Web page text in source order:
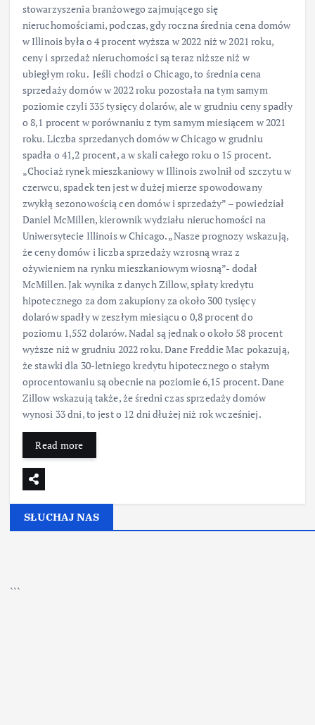
stowarzyszenia branżowego zajmującego się
nieruchomościami, podczas, gdy roczna średnia cena domów
w Illinois była o 4 procent wyższa w 2022 niż w 2021 roku,
ceny i sprzedaż nieruchomości są teraz niższe niż w
ubiegłym roku. Jeśli chodzi o Chicago, to średnia cena
sprzedaży domów w 2022 roku pozostała na tym samym
poziomie czyli 335 tysięcy dolarów, ale w grudniu ceny spadły
o 8,1 procent w porównaniu z tym samym miesiącem w 2021
roku. Liczba sprzedanych domów w Chicago w grudniu
spadła o 41,2 procent, a w skali całego roku o 15 procent.
„Chociaż rynek mieszkaniowy w Illinois zwolnił od szczytu w
czerwcu, spadek ten jest w dużej mierze spowodowany
zwykłą sezonowością cen domów i sprzedaży” – powiedział
Daniel McMillen, kierownik wydziału nieruchomości na
Uniwersytecie Illinois w Chicago. „Nasze prognozy wskazują,
że ceny domów i liczba sprzedaży wzrosną wraz z
ożywieniem na rynku mieszkaniowym wiosną”- dodał
McMillen. Jak wynika z danych Zillow, spłaty kredytu
hipotecznego za dom zakupiony za około 300 tysięcy
dolarów spadły w zeszłym miesiącu o 0,8 procent do
poziomu 1,552 dolarów. Nadal są jednak o około 58 procent
wyższe niż w grudniu 2022 roku. Dane Freddie Mac pokazują,
że stawki dla 30-letniego kredytu hipotecznego o stałym
oprocentowaniu są obecnie na poziomie 6,15 procent. Dane
Zillow wskazują także, że średni czas sprzedaży domów
wynosi 33 dni, to jest o 12 dni dłużej niż rok wcześniej.
Read more
SŁUCHAJ NAS
```